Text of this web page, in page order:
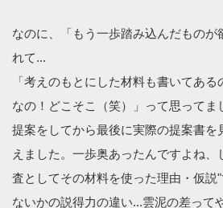
なのに、「もう一歩踏み込んだものが
れて...
「考えのもとにした材料も書いてあ
なの！どこそこ（笑）」って思ってま
提案をしてから最後に実際の提案書を
えました。一歩奥あったんですよね、
査としてその材料を使った理由・仮説
ないかの説得力の違い...雲泥の差って